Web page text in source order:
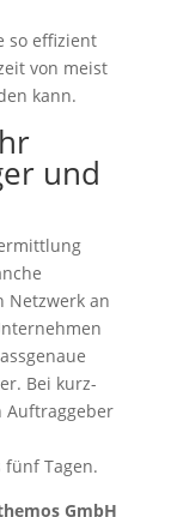
so effizient
von meist
kann.
und
Netzwerk an
Bei kurz-
Tagen.
GmbH